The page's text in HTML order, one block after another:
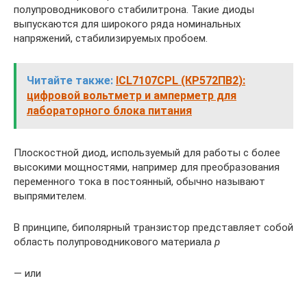
полупроводникового стабилитрона. Такие диоды
выпускаются для широкого ряда номинальных
напряжений, стабилизируемых пробоем.
Читайте также: ICL7107CPL (КР572ПВ2):
цифровой вольтметр и амперметр для
лабораторного блока питания
Плоскостной диод, используемый для работы с более
высокими мощностями, например для преобразования
переменного тока в постоянный, обычно называют
выпрямителем.
В принципе, биполярный транзистор представляет собой
область полупроводникового материала p
— или